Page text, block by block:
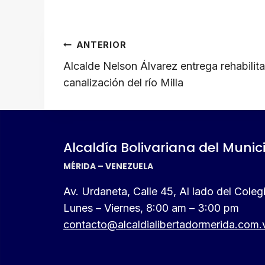
A
p
p
b
o
o
k
m s
n
Navegación
de
entradas
ANTERIOR
Alcalde Nelson Álvarez entrega
canalización del río Milla
Alcaldía Bolivariana del
MÉRIDA – VENEZUELA
Av. Urdaneta, Calle 45, Al lado del
Lunes – Viernes, 8:00 am – 3:00 pm